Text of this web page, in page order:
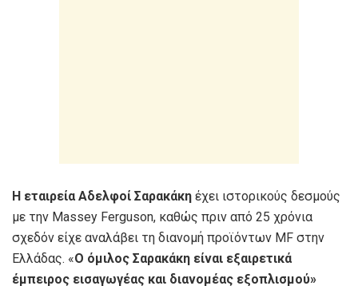
Η εταιρεία Αδελφοί Σαρακάκη έχει ιστορικούς δεσμούς
με την Massey Ferguson, καθώς πριν από 25 χρόνια
σχεδόν είχε αναλάβει τη διανομή προϊόντων MF στην
Ελλάδας. «Ο όμιλος Σαρακάκη είναι εξαιρετικά
έμπειρος εισαγωγέας και διανομέας εξοπλισμού»